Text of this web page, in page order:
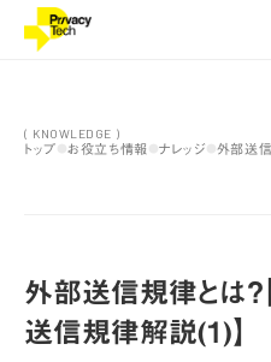
( KNOWLEDGE )
トップ お役立ち情報 ナレッジ 外部送
外部送信規律とは
送信規律解説(1)】